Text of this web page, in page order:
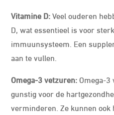
Vitamine D:Veel ouderen
D, wat essentieel is voor
immuunsysteem. Een
aan te vullen.
Omega-3 vetzuren:Omega-3
gunstig voor de
verminderen. Ze kunnen